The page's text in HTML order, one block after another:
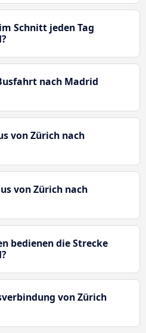
Schnitt jeden Tag
nach Madrid
von Zürich nach
von Zürich nach
bedienen die Strecke
von Zürich